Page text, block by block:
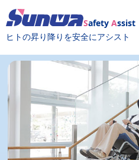
Safety Assist
ヒトの昇り降りを安全にアシスト